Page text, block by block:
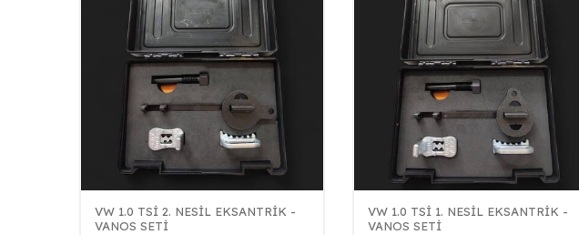
VW 1.0 TSİ 2. NESİL EKSANTRİK -
VANOS SETİ
VW 1.0 TSİ 1. NESİL EKSANTRİK -
VANOS SETİ